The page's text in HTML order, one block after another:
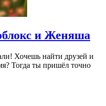
и Женяша
Хочешь найти друзей и
Тогда ты пришёл точно